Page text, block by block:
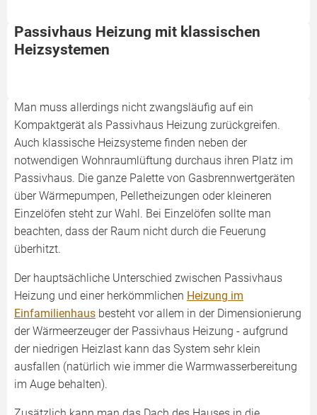
Passivhaus Heizung mit klassischen
Heizsystemen
Man muss allerdings nicht zwangsläufig auf ein
Kompaktgerät als Passivhaus Heizung zurückgreifen.
Auch klassische Heizsysteme finden neben der
notwendigen Wohnraumlüftung durchaus ihren Platz im
Passivhaus. Die ganze Palette von Gasbrennwertgeräten
über Wärmepumpen, Pelletheizungen oder kleineren
Einzelöfen steht zur Wahl. Bei Einzelöfen sollte man
beachten, dass der Raum nicht durch die Feuerung
überhitzt.
Der hauptsächliche Unterschied zwischen Passivhaus
Heizung und einer herkömmlichen Heizung im
Einfamilienhaus besteht vor allem in der Dimensionierung
der Wärmeerzeuger der Passivhaus Heizung - aufgrund
der niedrigen Heizlast kann das System sehr klein
ausfallen (natürlich wie immer die Warmwasserbereitung
im Auge behalten).